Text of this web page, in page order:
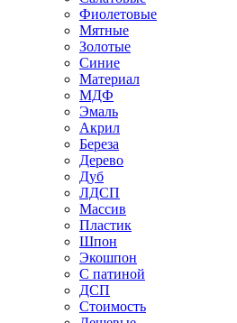
Фиолетовые
Мятные
Золотые
Синие
Материал
МДФ
Эмаль
Акрил
Береза
Дерево
Дуб
ЛДСП
Массив
Пластик
Шпон
Экошпон
С патиной
ДСП
Стоимость